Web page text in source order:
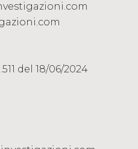
del 18/06/2024